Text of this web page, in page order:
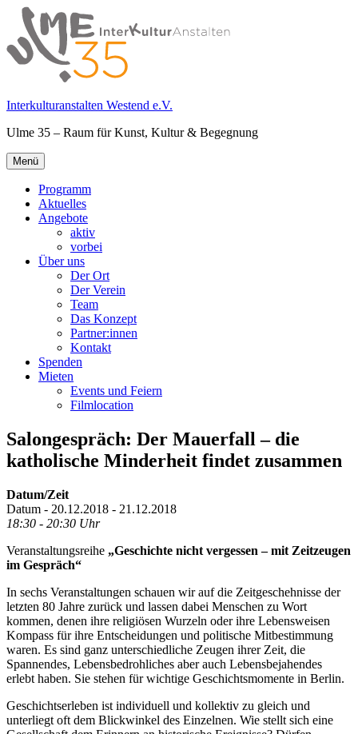
Springe
zum
Inhalt
Interkulturanstalten Westend e.V.
Ulme 35 – Raum für Kunst, Kultur & Begegnung
Primäres
Menü
Menü
Programm
Aktuelles
Angebote
aktiv
vorbei
Über uns
Der Ort
Der Verein
Team
Das Konzept
Partner:innen
Kontakt
Spenden
Mieten
Events und Feiern
Filmlocation
Salongespräch: Der Mauerfall – die
katholische Minderheit findet zusammen
Datum/Zeit
Datum - 20.12.2018 - 21.12.2018
18:30 - 20:30 Uhr
Veranstaltungsreihe „Geschichte nicht vergessen – mit Zeitzeugen
im Gespräch“
In sechs Veranstaltungen schauen wir auf die Zeitgeschehnisse der
letzten 80 Jahre zurück und lassen dabei Menschen zu Wort
kommen, denen ihre religiösen Wurzeln oder ihre Lebensweisen
Kompass für ihre Entscheidungen und politische Mitbestimmung
waren. Es sind ganz unterschiedliche Zeugen ihrer Zeit, die
Spannendes, Lebensbedrohliches aber auch Lebensbejahendes
erlebt haben. Sie stehen für wichtige Geschichtsmomente in Berlin.
Geschichtserleben ist individuell und kollektiv zu gleich und
unterliegt oft dem Blickwinkel des Einzelnen. Wie stellt sich eine